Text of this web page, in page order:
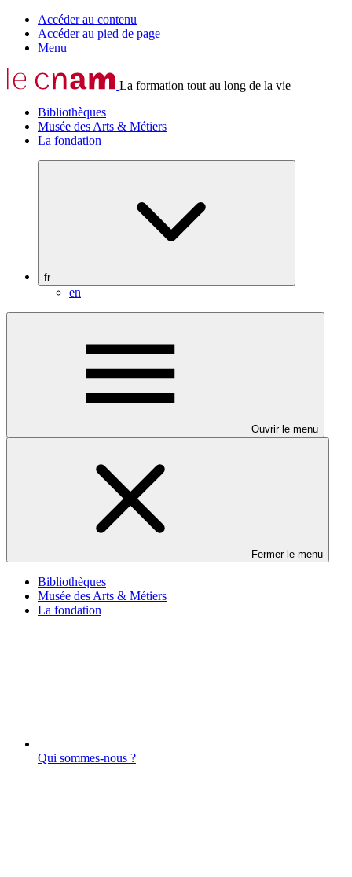
Accéder au contenu
Accéder au pied de page
Menu
La formation tout au long de la vie
Bibliothèques
Musée des Arts & Métiers
La fondation
fr
en
Ouvrir le menu
Fermer le menu
Bibliothèques
Musée des Arts & Métiers
La fondation
Qui sommes-nous ?